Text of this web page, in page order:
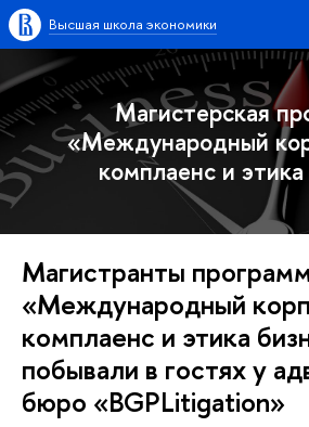
Высшая школа экономики
Магистерская
«Международный
комплаенс и
Магистранты
«Международный
комплаенс и этика
побывали в гостях у
бюро «BGPLitigation»